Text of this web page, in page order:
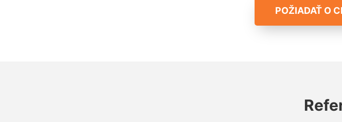
POŽIADAŤ O